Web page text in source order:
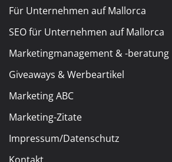
Für Unternehmen auf Mallorca
SEO für Unternehmen auf Mallorca
Marketingmanagement & -beratung
Giveaways & Werbeartikel
Marketing ABC
Marketing-Zitate
Impressum/Datenschutz